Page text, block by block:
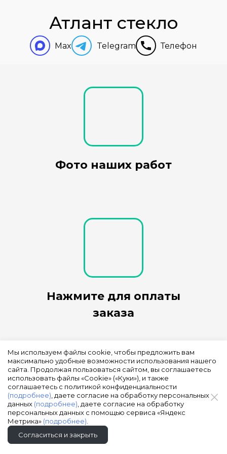
Атлант стекло
Max Telegram Телефон
Фото наших работ
Нажмите для оплаты
заказа
Мы используем файлы cookie, чтобы предложить вам
максимально удобные возможности использования нашего
сайта. Продолжая пользоваться сайтом, вы соглашаетесь
использовать файлы «Cookie» («Куки»), и также
соглашаетесь с политикой конфиденциальности
(подробнее) , даете согласие на обработку персональных
данных (подробнее) , даете согласие на обработку
персональных данных с помощью сервиса «Яндекс
Метрика» (подробнее)
Согласиться и закрыть